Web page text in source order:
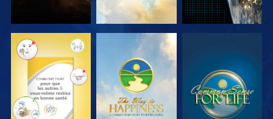
REGARDER REGARDER REGARDER